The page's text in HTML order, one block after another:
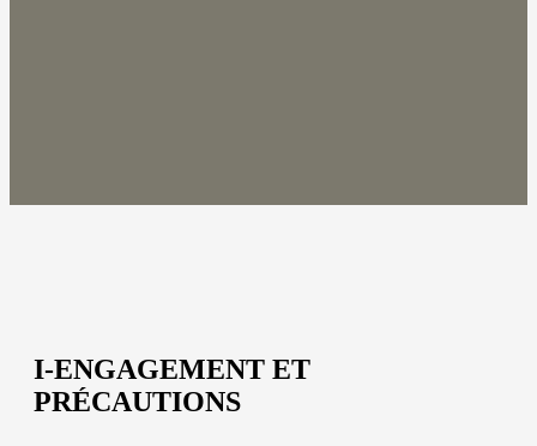
I-ENGAGEMENT ET
PRÉCAUTIONS